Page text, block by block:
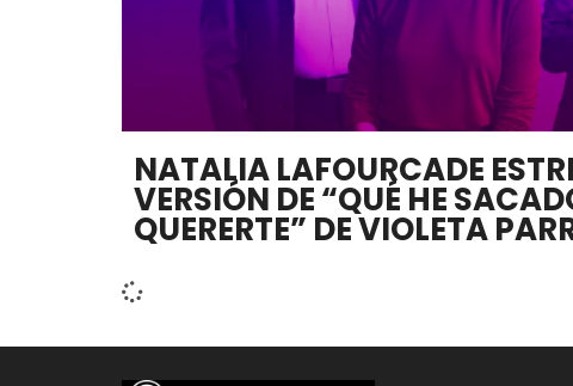
NATALIA LAFOURCADE
VERSIÓN DE “QUÉ HE
QUERERTE” DE VIOLETA